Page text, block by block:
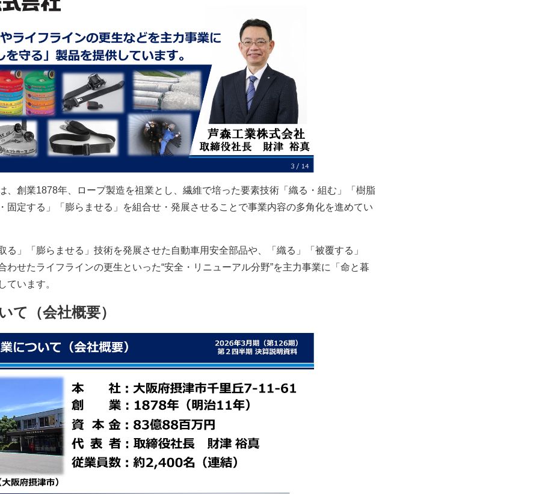
、創業1878年、ロープ製造を祖業とし、繊維で培った要素技術「織る・組む」「樹脂
固定する」「膨らませる」を組合せ・発展させることで事業内容の多角化を進めてい
る」「膨らませる」技術を発展させた自動車用安全部品や、「織る」「被覆する」
わせたライフラインの更生といった“安全・リニューアル分野”を主力事業に「命と暮
ています。
て（会社概要）